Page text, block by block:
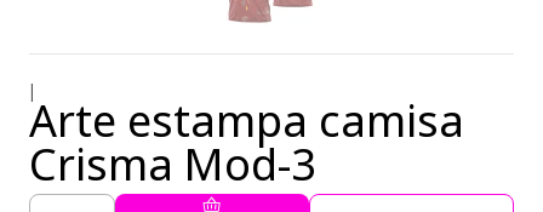
Arte estampa camisa
Crisma Mod-3